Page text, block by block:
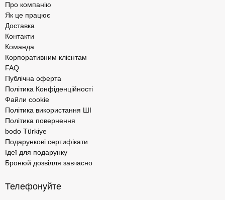
Про компанію
Як це працює
Доставка
Контакти
Команда
Корпоративним клієнтам
FAQ
Публічна оферта
Політика Конфіденційності
Файли cookie
Політика використання ШІ
Політика повернення
bodo Türkiye
Подарункові сертифікати
Ідеї для подарунку
Бронюй дозвілля завчасно
Телефонуйте